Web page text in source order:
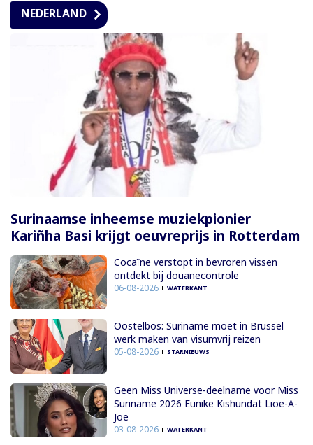
NEDERLAND
Surinaamse inheemse muziekpionier
Kariñha Basi krijgt oeuvreprijs in Rotterdam
Cocaïne verstopt in bevroren vissen
ontdekt bij douanecontrole
06-08-2026 WATERKANT
Oostelbos: Suriname moet in Brussel
werk maken van visumvrij reizen
05-08-2026 STARNIEUWS
Geen Miss Universe-deelname voor Miss
Suriname 2026 Eunike Kishundat Lioe-A-
Joe
03-08-2026 WATERKANT